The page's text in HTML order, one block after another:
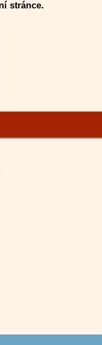
stránce.